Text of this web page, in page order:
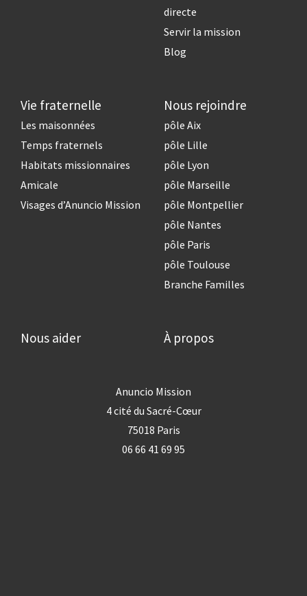
directe
Servir la mission
Blog
Vie fraternelle
Les maisonnées
Temps fraternels
Habitats missionnaires
Amicale
Visages d’Anuncio Mission
Nous rejoindre
pôle Aix
pôle Lille
pôle Lyon
pôle Marseille
pôle Montpellier
pôle Nantes
pôle Paris
pôle Toulouse
Branche Familles
Nous aider À propos
Anuncio Mission
4 cité du Sacré-Cœur
75018 Paris
06 66 41 69 95